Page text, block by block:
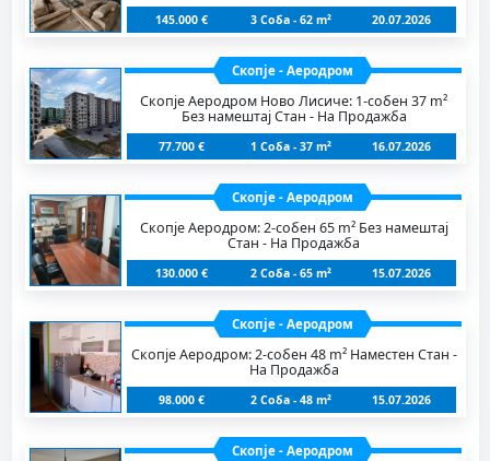
145.000 € 3 Соба - 62 m² 20.07.2026
Скопје - Аеродром
Скопје Аеродром Ново Лисиче: 1-собен 37 m²
Без намештај Стан - На Продажба
77.700 € 1 Соба - 37 m² 16.07.2026
Скопје - Аеродром
Скопје Аеродром: 2-собен 65 m² Без намештај
Стан - На Продажба
130.000 € 2 Соба - 65 m² 15.07.2026
Скопје - Аеродром
Скопје Аеродром: 2-собен 48 m² Наместен Стан -
На Продажба
98.000 € 2 Соба - 48 m² 15.07.2026
Скопје - Аеродром